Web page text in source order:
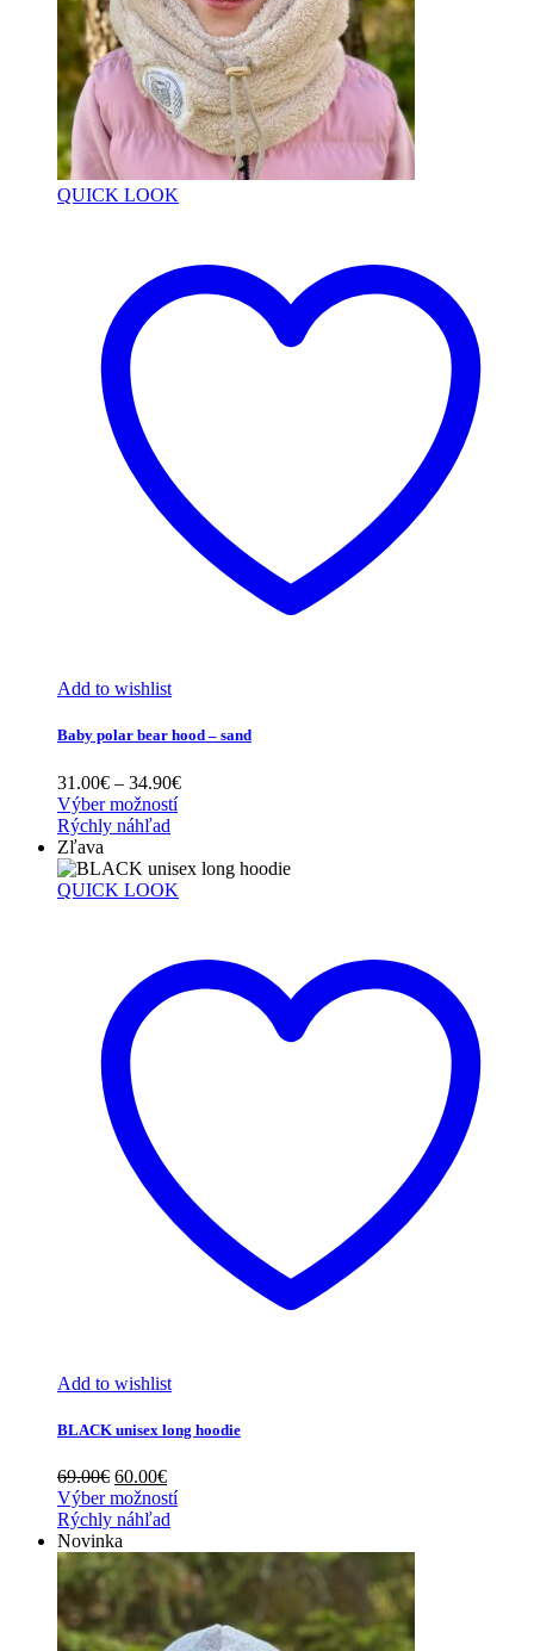
QUICK LOOK
Add to wishlist
Baby polar bear hood – sand
31.00€ – 34.90€Price
34.90€
Výber možností
Rýchly náhľad
Zľava
QUICK LOOK
Add to wishlist
BLACK unisex long hoodie
69.00€ Pôvodná
cena
bola:
69.00€.
60.00€Aktuálna
cena
je:
Výber možností
Rýchly náhľad
Novinka